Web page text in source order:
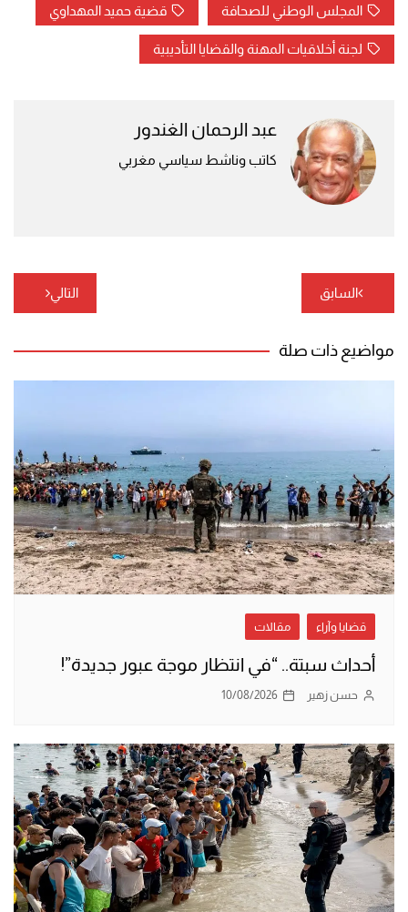
المجلس الوطني للصحافة قضية حميد المهداوي
لجنة أخلاقيات المهنة والقضايا التأديبية
عبد الرحمان الغندور
كاتب وناشط سياسي مغربي
تصفّح
المقالات
السابق التالي
مواضيع ذات صلة
قضايا وآراء مقالات
أحداث سبتة.. “في انتظار موجة عبور جديدة”!
حسن زهير 10/08/2026